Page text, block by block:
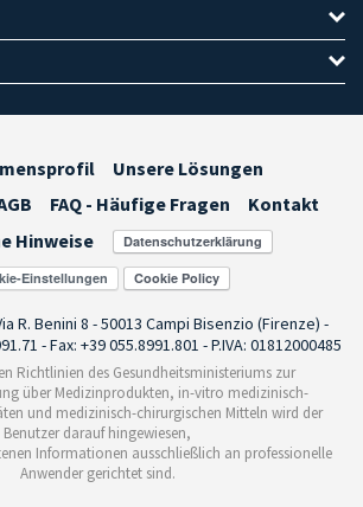
Unsere Lösungen
FAQ - Häufige Fragen
Kontakt
Hinweise
Einstellungen
R. Benini 8 - 50013 Campi Bisenzio (Firenze) -
- Fax: +39 055.8991.801 - P.IVA: 01812000485
Richtlinien des Gesundheitsministeriums zur
über Medizinprodukten, in-vitro medizinisch-
und medizinisch-chirurgischen Mitteln wird der
Benutzer darauf hingewiesen,
Informationen ausschließlich an professionelle
Anwender gerichtet sind.